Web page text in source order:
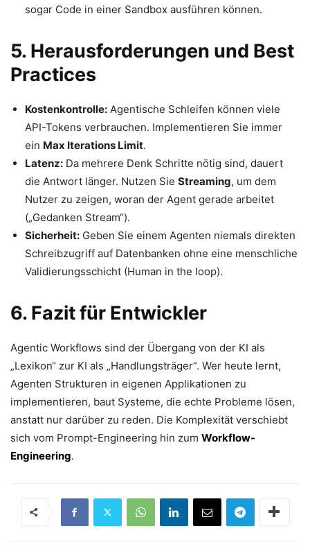
sogar Code in einer Sandbox ausführen können.
5. Herausforderungen und Best
Practices
Kostenkontrolle: Agentische Schleifen können viele
API-Tokens verbrauchen. Implementieren Sie immer
ein Max Iterations Limit.
Latenz: Da mehrere Denk Schritte nötig sind, dauert
die Antwort länger. Nutzen Sie Streaming, um dem
Nutzer zu zeigen, woran der Agent gerade arbeitet
(„Gedanken Stream“).
Sicherheit: Geben Sie einem Agenten niemals direkten
Schreibzugriff auf Datenbanken ohne eine menschliche
Validierungsschicht (Human in the loop).
6. Fazit für Entwickler
Agentic Workflows sind der Übergang von der KI als
„Lexikon“ zur KI als „Handlungsträger“. Wer heute lernt,
Agenten Strukturen in eigenen Applikationen zu
implementieren, baut Systeme, die echte Probleme lösen,
anstatt nur darüber zu reden. Die Komplexität verschiebt
sich vom Prompt-Engineering hin zum Workflow-
Engineering.